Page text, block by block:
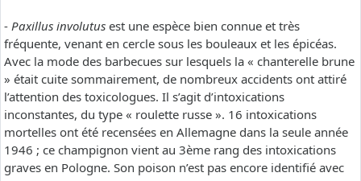
- Paxillus involutus est une espèce bien connue et très
fréquente, venant en cercle sous les bouleaux et les épicéas.
Avec la mode des barbecues sur lesquels la « chanterelle brune
» était cuite sommairement, de nombreux accidents ont attiré
l’attention des toxicologues. Il s’agit d’intoxications
inconstantes, du type « roulette russe ». 16 intoxications
mortelles ont été recensées en Allemagne dans la seule année
1946 ; ce champignon vient au 3ème rang des intoxications
graves en Pologne. Son poison n’est pas encore identifié avec